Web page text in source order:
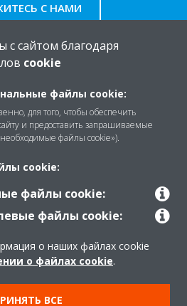
С НАМИ
сайтом благодаря
cookie
файлы cookie:
для того, чтобы обеспечить
и предоставить запрашиваемые
файлы cookie»).
cookie:
файлы cookie:
файлы cookie:
о наших файлах cookie
о файлах cookie.
ВСЕ